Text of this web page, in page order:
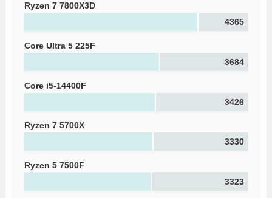
Ryzen 7 7800X3D
4365
Core Ultra 5 225F
3684
Core i5-14400F
3426
Ryzen 7 5700X
3330
Ryzen 5 7500F
3323